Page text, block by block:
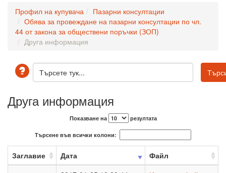
Профил на купувача
Пазарни консултации
Обява за провеждане на пазарни консултации по чл.
44 от закона за обществени поръчки (ЗОП)
Друга информация
Друга информация
Показване на резултата
Търсене във всички колони:
Заглавие Дата
Файл